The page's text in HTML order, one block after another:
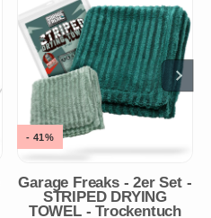
- 41%
Garage Freaks - 2er Set -
STRIPED DRYING
TOWEL - Trockentuch